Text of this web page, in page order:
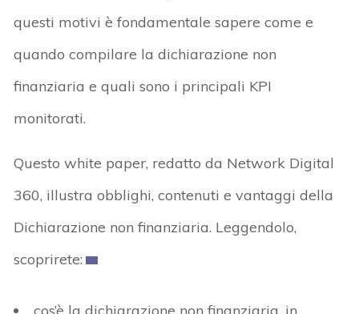
questi motivi è fondamentale sapere come e
quando compilare la dichiarazione non
finanziaria e quali sono i principali KPI
monitorati.
Questo white paper, redatto da Network Digital
360, illustra obblighi, contenuti e vantaggi della
Dichiarazione non finanziaria. Leggendolo,
scoprirete: